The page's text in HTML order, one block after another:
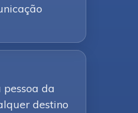
da
destino